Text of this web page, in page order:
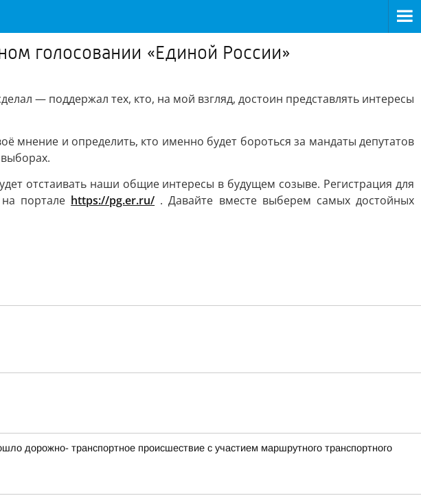
голосовании «Единой России»
— поддержал тех, кто, на мой взгляд, достоин представлять интересы
мнение и определить, кто именно будет бороться за мандаты депутатов
отстаивать наши общие интересы в будущем созыве. Регистрация для
портале https://pg.er.ru/ . Давайте вместе выберем самых достойных
дорожно- транспортное происшествие с участием маршрутного транспортного